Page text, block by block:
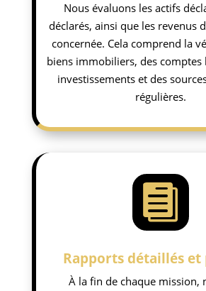
Nous évaluons les actifs
déclarés, ainsi que les revenus
concernée. Cela comprend la
biens immobiliers, des comptes
investissements et des
régulières.

Rapports détaillés et
À la fin de chaque mission,